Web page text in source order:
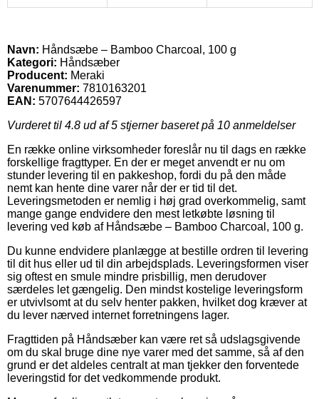
Navn: Håndsæbe – Bamboo Charcoal, 100 g
Kategori: Håndsæber
Producent: Meraki
Varenummer: 7810163201
EAN: 5707644426597
Vurderet til 4.8 ud af 5 stjerner baseret på 10 anmeldelser
En række online virksomheder foreslår nu til dags en række
forskellige fragttyper. En der er meget anvendt er nu om
stunder levering til en pakkeshop, fordi du på den måde
nemt kan hente dine varer når der er tid til det.
Leveringsmetoden er nemlig i høj grad overkommelig, samt
mange gange endvidere den mest letkøbte løsning til
levering ved køb af Håndsæbe – Bamboo Charcoal, 100 g.
Du kunne endvidere planlægge at bestille ordren til levering
til dit hus eller ud til din arbejdsplads. Leveringsformen viser
sig oftest en smule mindre prisbillig, men derudover
særdeles let gængelig. Den mindst kostelige leveringsform
er utvivlsomt at du selv henter pakken, hvilket dog kræver at
du lever nærved internet forretningens lager.
Fragttiden på Håndsæber kan være ret så udslagsgivende
om du skal bruge dine nye varer med det samme, så af den
grund er det aldeles centralt at man tjekker den forventede
leveringstid for det vedkommende produkt.